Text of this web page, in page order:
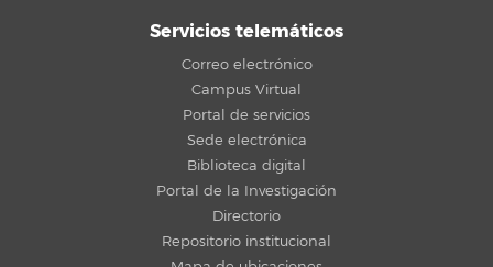
Servicios telemáticos
Correo electrónico
Campus Virtual
Portal de servicios
Sede electrónica
Biblioteca digital
Portal de la Investigación
Directorio
Repositorio institucional